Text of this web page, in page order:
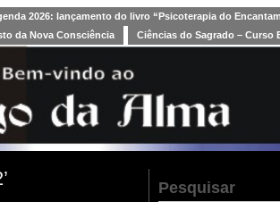
2026: lançamento do livro “Psicoterapia do
da Nova Consciência Ciências do Sagrado – Curso
Pesquisar